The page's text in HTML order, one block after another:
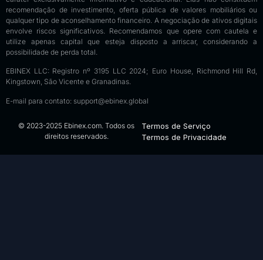
recomendação de investimento, oferta pública de valores mobiliários ou
qualquer tipo de aconselhamento financeiro. A negociação de ativos digitais
envolve riscos significativos. Recomendamos que opere com cautela e
utilize apenas capital que esteja disposto a arriscar, considerando a
possibilidade de perda total.
EBINEX LLC: Registro nº 3195 LLC 2024; Euro House, Richmond Hill Rd,
Kingstown, São Vicente e Granadinas.
E-mail para contato: support@ebinex.global
© 2023-2025 Ebinex.com. Todos os
direitos reservados.
Termos de Serviço
Termos de Privacidade